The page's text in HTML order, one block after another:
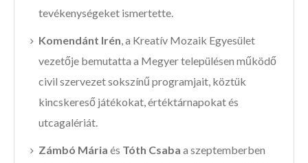
tevékenységeket ismertette.
Komendánt Irén, a Kreatív Mozaik Egyesület
vezetője bemutatta a Megyer településen működő
civil szervezet sokszínű programjait, köztük
kincskereső játékokat, értéktárnapokat és
utcagalériát.
Zámbó Mária és Tóth Csaba a szeptemberben